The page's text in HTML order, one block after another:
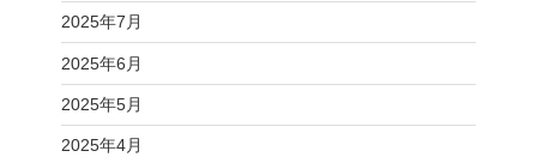
2025年7月
2025年6月
2025年5月
2025年4月